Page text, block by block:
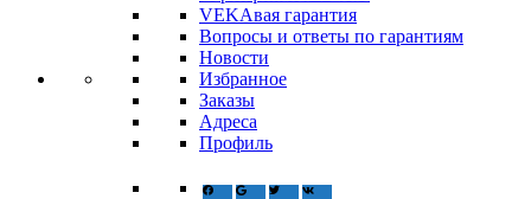
VEKAвая гарантия
Вопросы и ответы по гарантиям
Новости
Избранное
Заказы
Адреса
Профиль